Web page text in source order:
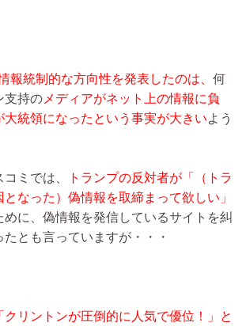
報統制的な方向性を発表したのは、 何
支持のメディアがネット上の情報に負
大統領になったという事実が大きいよう
ミでは、
トランプの反対者が「（トラ
なった）偽情報を取締まって欲しい」
めに、偽情報を発信しているサイトを糾
とも言っていますが・・・
クリントンが圧倒的に人気で優位！」と